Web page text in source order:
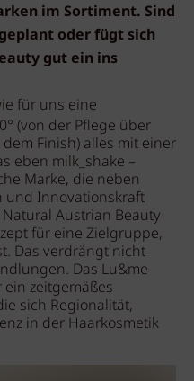
im Sortiment. Sind
oder fügt sich
gut ein ins
für uns eine
(von der Pflege über
Finish) alles mit einer
eben milk_shake –
Marke, die neben
und Innovationskraft
Austrian Beauty
für eine Zielgruppe,
Das verdrängt nicht
Das Lu&me
zeitgemäßes
sich Regionalität,
in der Haarkosmetik